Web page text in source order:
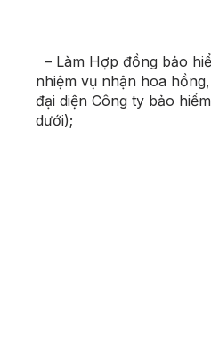
– Làm Hợp đồng bảo
nhiệm vụ nhận hoa
đại diện Công ty bảo
dưới);